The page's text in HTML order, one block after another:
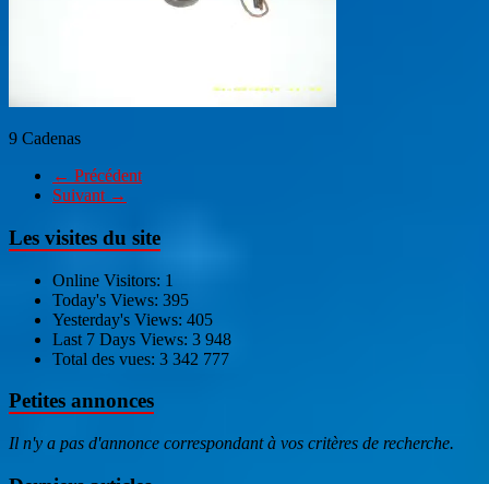
9 Cadenas
← Précédent
Suivant →
Les visites du site
Online Visitors: 1
Today's Views: 395
Yesterday's Views: 405
Last 7 Days Views: 3 948
Total des vues: 3 342 777
Petites annonces
Il n'y a pas d'annonce correspondant à vos critères de recherche.